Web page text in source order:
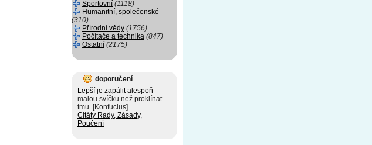
Sportovní (1118)
Humanitní, společenské
(310)
Přírodní vědy (1756)
Počítače a technika (847)
Ostatní (2175)
doporučení
Lepší je zapálit alespoň
malou svíčku než proklínat
tmu. [Konfucius]
Citáty Rady, Zásady,
Poučení